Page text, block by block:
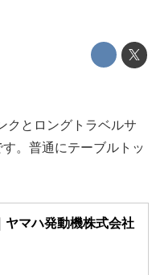
クとロングトラベルサ
。普通にテーブルトッ
マハ発動機株式会社